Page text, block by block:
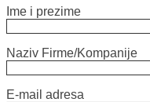
Ime i prezime
Naziv Firme/Kompanije
E-mail adresa